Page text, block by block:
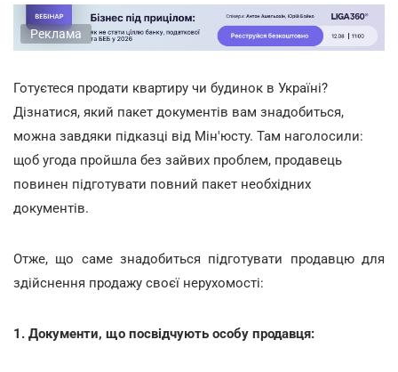
Реклама
Готуєтеся продати квартиру чи будинок в Україні?
Дізнатися, який пакет документів вам знадобиться,
можна завдяки підказці від Мін'юсту. Там наголосили:
щоб угода пройшла без зайвих проблем, продавець
повинен підготувати повний пакет необхідних
документів.
Отже, що саме знадобиться підготувати продавцю для
здійснення продажу своєї нерухомості:
1. Документи, що посвідчують особу продавця: